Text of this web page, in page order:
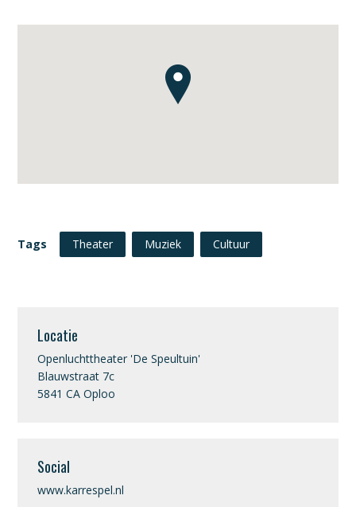
Tags Theater Muziek Cultuur
Locatie
Openluchttheater 'De Speultuin'
Blauwstraat 7c
5841 CA Oploo
Social
www.karrespel.nl